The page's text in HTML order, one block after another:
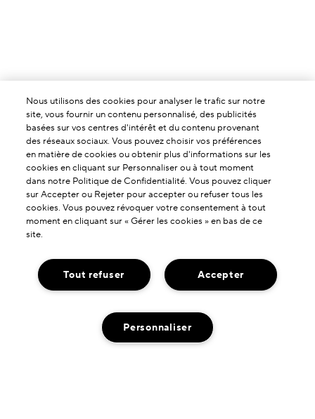
Nous utilisons des cookies pour analyser le trafic sur notre
site, vous fournir un contenu personnalisé, des publicités
basées sur vos centres d'intérêt et du contenu provenant
des réseaux sociaux. Vous pouvez choisir vos préférences
en matière de cookies ou obtenir plus d'informations sur les
cookies en cliquant sur Personnaliser ou à tout moment
dans notre Politique de Confidentialité. Vous pouvez cliquer
sur Accepter ou Rejeter pour accepter ou refuser tous les
cookies. Vous pouvez révoquer votre consentement à tout
moment en cliquant sur « Gérer les cookies » en bas de ce
site.
Accepter
Tout refuser
Personnaliser